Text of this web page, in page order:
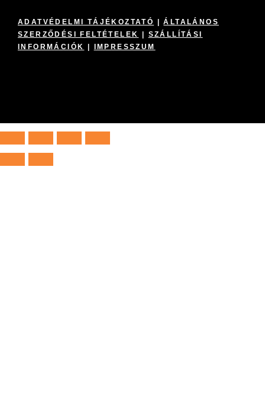
ADATVÉDELMI TÁJÉKOZTATÓ |ÁLTALÁNOS
SZERZŐDÉSI FELTÉTELEK
| SZÁLLÍTÁSI
INFORMÁCIÓK
| IMPRESSZUM